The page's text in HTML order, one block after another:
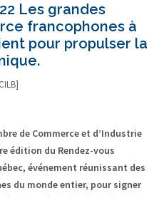
Les grandes
francophones à
pour propulser la
de Commerce et d’Industrie
édition du Rendez-vous
événement réunissant des
du monde entier, pour signer